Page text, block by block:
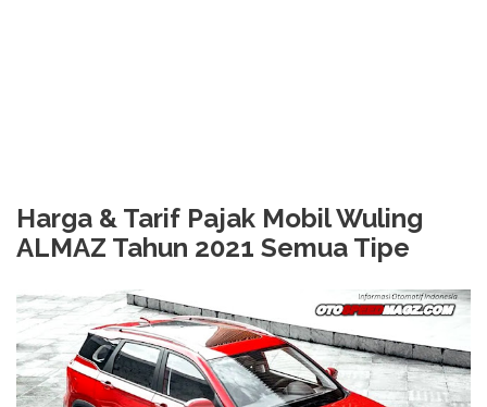
Harga & Tarif Pajak Mobil Wuling
ALMAZ Tahun 2021 Semua Tipe